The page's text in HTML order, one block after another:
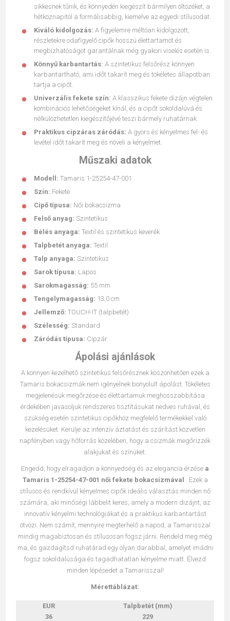
sikkesnek tűnik, és könnyedén kiegészít bármilyen öltözéket, a
hétköznapitól a formálisabbig, kiemelve az egyedi stílusodat.
Kiváló kidolgozás: A figyelemre méltóan kidolgozott,
részletekre odafigyelő cipők hosszú élettartamot és
megbízhatóságot garantálnak még gyakori viselés esetén is.
Könnyű karbantartás: A szintetikus felsőrész könnyen
karbantartható, ami időt takarít meg és tökéletes állapotban
tartja a cipőt.
Univerzális fekete szín: A klasszikus fekete dizájn végtelen
kombinációs lehetőségeket kínál, és a cipőt sokoldalúvá és
nélkülözhetetlen kiegészítőjévé teszi bármely ruhatárnak.
Praktikus cipzáras záródás: A gyors és kényelmes fel- és
levétel időt takarít meg és növeli a kényelmet.
Műszaki adatok
Modell: Tamaris 1-25254-47-001
Szín: Fekete
Cipő típusa: Női bokacsizma
Felső anyag: Szintetikus
Bélés anyaga: Textil és szintetikus keverék
Talpbetét anyaga: Textil
Talp anyaga: Szintetikus
Sarok típusa: Lapos
Sarokmagasság: 55 mm
Tengelymagasság: 13,0 cm
Jellemző: TOUCH-IT (talpbetét)
Szélesség: Standard
Záródás típusa: Cipzár
Ápolási ajánlások
A könnyen kezelhető szintetikus felsőrésznek köszönhetően ezek a
Tamaris bokacsizmák nem igényelnek bonyolult ápolást. Tökéletes
megjelenésük megőrzése és élettartamuk meghosszabbítása
érdekében javasoljuk rendszeres tisztításukat nedves ruhával, és
szükség esetén szintetikus cipőkhöz megfelelő termékekkel való
kezelésüket. Kerülje az intenzív áztatást és szárítást közvetlen
napfényben vagy hőforrás közelében, hogy a csizmák megőrizzék
alakjukat és színüket.
Engedd, hogy elragadjon a könnyedség és az elegancia érzése a
Tamaris 1-25254-47-001 női fekete bokacsizmával . Ezek a
stílusos és rendkívül kényelmes cipők ideális választás minden nő
számára, aki minőségi lábbelit keres, amely a modern dizájnt, az
innovatív kényelmi technológiákat és a praktikus karbantartást
ötvözi. Nem számít, mennyire megterhelő a napod, a Tamarisszal
mindig magabiztosan és stílusosan fogsz járni. Rendeld meg még
ma, és gazdagítsd ruhatárad egy olyan darabbal, amelyet imádni
fogsz sokoldalúsága és tagadhatatlan kényelme miatt. Élvezd
minden lépésedet a Tamarisszal!
Mérettáblázat:
EUR
Talpbetét (mm)
36
229